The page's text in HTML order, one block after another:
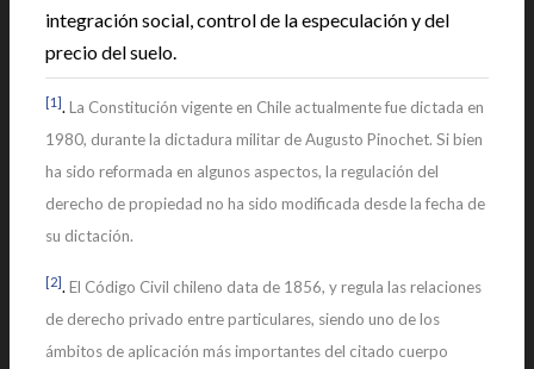
integración social, control de la especulación y del
precio del suelo.
[1]. La Constitución vigente en Chile actualmente fue dictada en
1980, durante la dictadura militar de Augusto Pinochet. Si bien
ha sido reformada en algunos aspectos, la regulación del
derecho de propiedad no ha sido modificada desde la fecha de
su dictación.
[2]. El Código Civil chileno data de 1856, y regula las relaciones
de derecho privado entre particulares, siendo uno de los
ámbitos de aplicación más importantes del citado cuerpo